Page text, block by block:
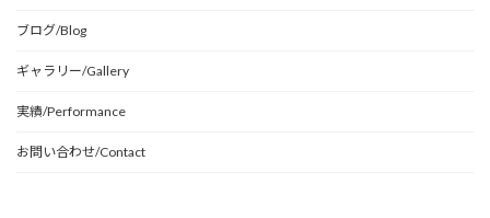
ブログ/Blog
ギャラリー/Gallery
実績/Performance
お問い合わせ/Contact